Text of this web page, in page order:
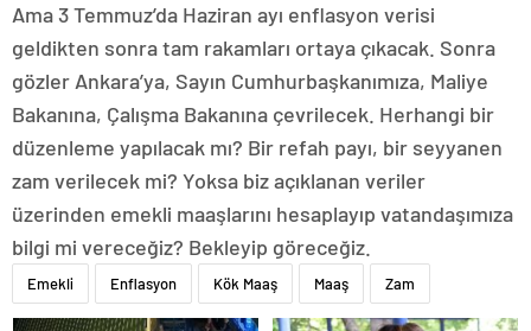
Ama 3 Temmuz’da Haziran ayı enflasyon verisi
geldikten sonra tam rakamları ortaya çıkacak. Sonra
gözler Ankara’ya, Sayın Cumhurbaşkanımıza, Maliye
Bakanına, Çalışma Bakanına çevrilecek. Herhangi bir
düzenleme yapılacak mı? Bir refah payı, bir seyyanen
zam verilecek mi? Yoksa biz açıklanan veriler
üzerinden emekli maaşlarını hesaplayıp vatandaşımıza
bilgi mi vereceğiz? Bekleyip göreceğiz.
Emekli Enflasyon Kök Maaş Maaş Zam